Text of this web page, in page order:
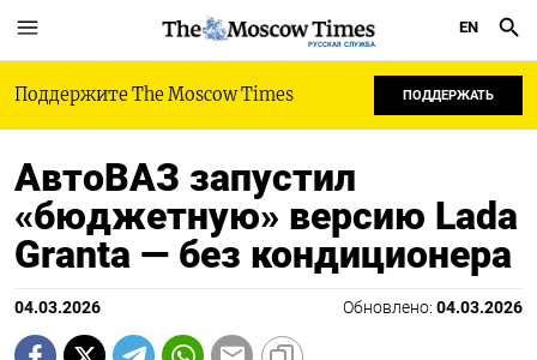
РУССКАЯ СЛУЖБА
EN
Поддержите The Moscow Times ПОДДЕРЖАТЬ
АвтоВАЗ запустил
«бюджетную» версию Lada
Granta — без кондиционера
04.03.2026 Обновлено: 04.03.2026